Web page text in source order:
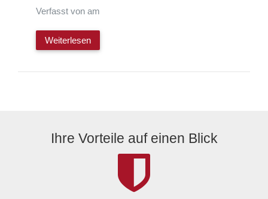
Verfasst von am
Weiterlesen
Ihre Vorteile auf einen Blick